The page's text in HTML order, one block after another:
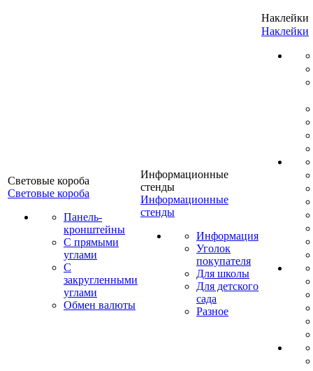
Световые короба
Световые короба
Панель-
кронштейны
С прямыми
углами
С
закругленными
углами
Обмен валюты
Информационные
стенды
Информационные
стенды
Информация
Уголок
покупателя
Для школы
Для детского
сада
Разное
Наклейки
Наклейки